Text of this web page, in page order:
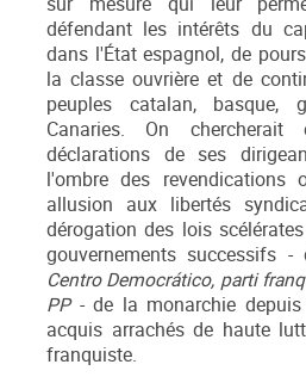
défendant les intérêts du
dans l'État espagnol, de
la classe ouvrière et de
peuples catalan, basque,
Canaries. On
déclarations de ses
l'ombre des revendications
allusion aux libertés
dérogation des lois
gouvernements successifs -
Centro Democrático, parti
PP- de la monarchie depuis
acquis arrachés de haute
franquiste.